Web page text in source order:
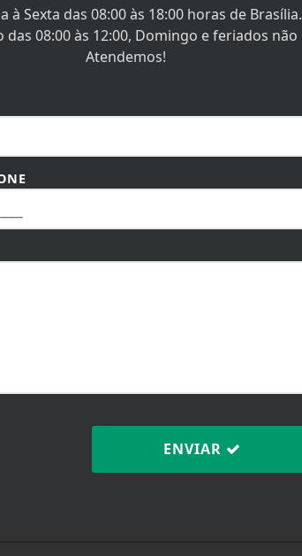
à Sexta das 08:00 às 18:00 horas de Brasília.
das 08:00 às 12:00, Domingo e feriados não
Atendemos!
ENVIAR